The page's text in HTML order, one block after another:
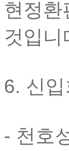
현정
것입니
6. 신입
- 천호